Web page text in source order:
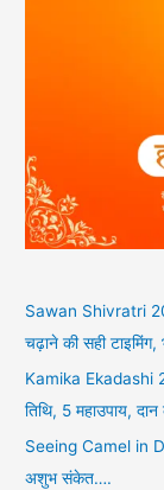
Sawan Shivratri
चढ़ाने की सही
Kamika Ekadashi
तिथि, 5 महाउपाय,
Seeing Camel in
अशुभ संकेत….